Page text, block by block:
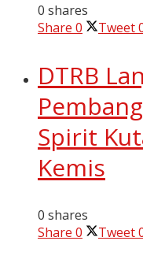
0 shares
Share 0 Tweet
DTRB
Spirit
Kemis
0 shares
Share 0 Tweet